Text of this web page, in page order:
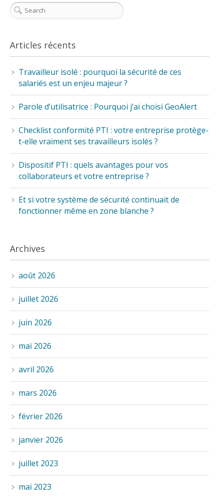
Articles récents
Travailleur isolé : pourquoi la sécurité de ces
salariés est un enjeu majeur ?
Parole d’utilisatrice : Pourquoi j’ai choisi GeoAlert
Checklist conformité PTI : votre entreprise protège-
t-elle vraiment ses travailleurs isolés ?
Dispositif PTI : quels avantages pour vos
collaborateurs et votre entreprise ?
Et si votre système de sécurité continuait de
fonctionner même en zone blanche ?
Archives
août 2026
juillet 2026
juin 2026
mai 2026
avril 2026
mars 2026
février 2026
janvier 2026
juillet 2023
mai 2023